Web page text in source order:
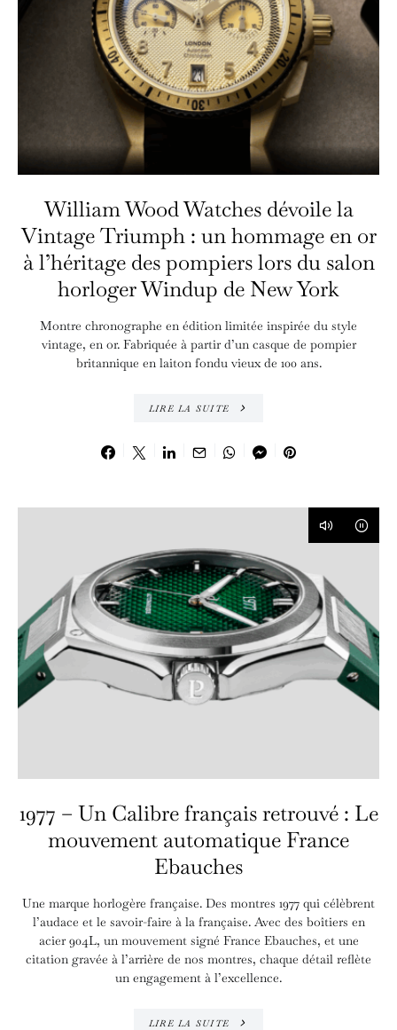
William Wood Watches dévoile la
Vintage Triumph : un hommage en or
à l’héritage des pompiers lors du salon
horloger Windup de New York
Montre chronographe en édition limitée inspirée du style
vintage, en or. Fabriquée à partir d’un casque de pompier
britannique en laiton fondu vieux de 100 ans.
LIRE LA SUITE
1977 – Un Calibre français retrouvé : Le
mouvement automatique France
Ebauches
Une marque horlogère française. Des montres 1977 qui célèbrent
l’audace et le savoir-faire à la française. Avec des boîtiers en
acier 904L, un mouvement signé France Ebauches, et une
citation gravée à l’arrière de nos montres, chaque détail reflète
un engagement à l’excellence.
LIRE LA SUITE